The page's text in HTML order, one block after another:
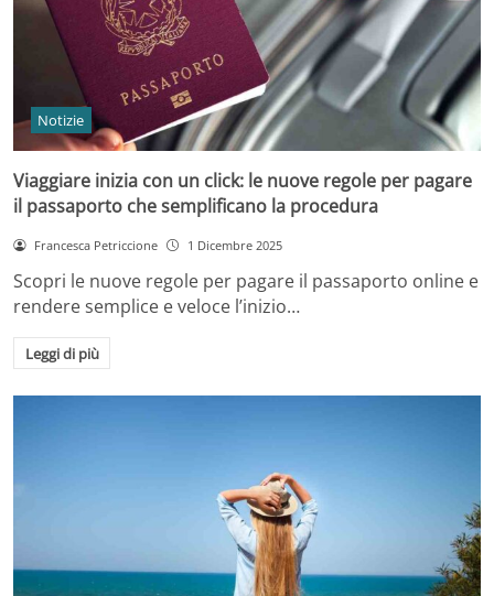
Notizie
Viaggiare inizia con un click: le nuove regole per pagare
il passaporto che semplificano la procedura
Francesca Petriccione 1 Dicembre 2025
Scopri le nuove regole per pagare il passaporto online e
rendere semplice e veloce l’inizio…
Leggi di più